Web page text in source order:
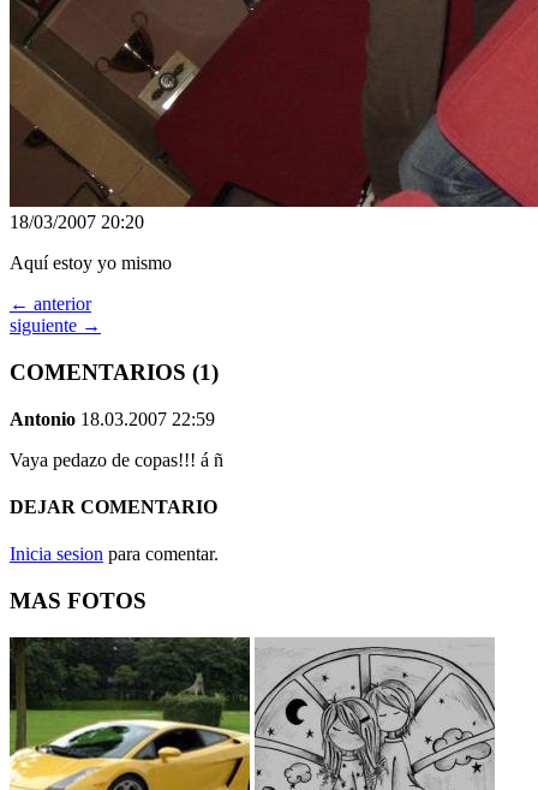
18/03/2007 20:20
Aquí estoy yo mismo
← anterior
siguiente →
COMENTARIOS (1)
Antonio 18.03.2007 22:59
Vaya pedazo de copas!!! á ñ
DEJAR COMENTARIO
Inicia sesion para comentar.
MAS FOTOS